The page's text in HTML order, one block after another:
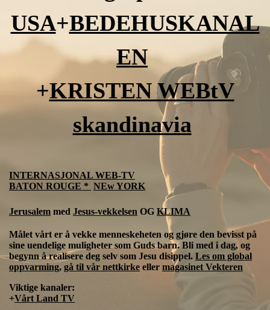
USA+BEDEHUSKANAL
EN
+KRISTEN WEBtV
skandinavia
INTERNASJONAL WEB-TV
BATON ROUGE * NEw YORK
Jerusalem med Jesus-vekkelsen OG KLIMA
Målet vårt er å vekke menneskeheten og gjøre den bevisst på
sine uendelige muligheter som Guds barn. Bli med i dag, og
begynn å realisere deg selv som Jesu disippel. Les om global
oppvarming, gå til vår nettkirke eller magasinet Vekteren
Viktige kanaler:
+Vårt Land TV